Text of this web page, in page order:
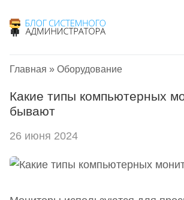
Главная » Оборудование
Какие типы компьютерных
бывают
26 июня 2024